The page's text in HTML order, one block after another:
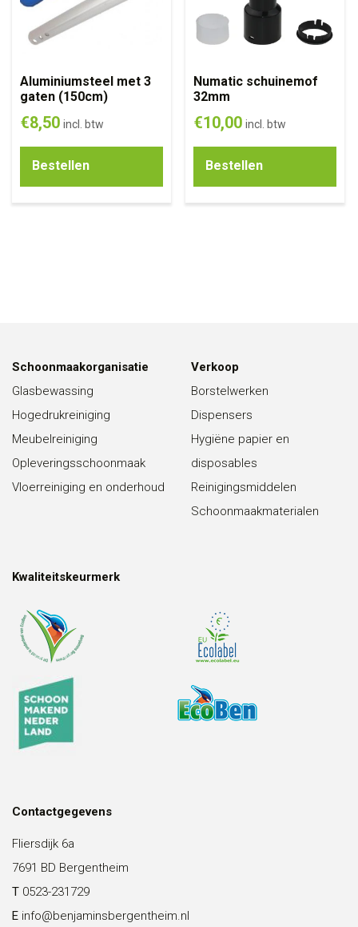
Aluminiumsteel met 3
gaten (150cm)
€8,50 incl. btw
Bestellen
Numatic schuinemof
32mm
€10,00 incl. btw
Bestellen
Schoonmaakorganisatie
Glasbewassing
Hogedrukreiniging
Meubelreiniging
Opleveringsschoonmaak
Vloerreiniging en onderhoud
Verkoop
Borstelwerken
Dispensers
Hygiëne papier en
disposables
Reinigingsmiddelen
Schoonmaakmaterialen
Kwaliteitskeurmerk
Contactgegevens
Fliersdijk 6a
7691 BD Bergentheim
T 0523-231729
E info@benjaminsbergentheim.nl